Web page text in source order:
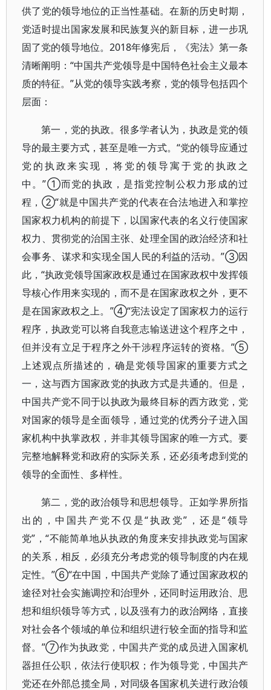
供了党的领导地位的正当性基础。在新的历史时期，
党适时提出国家发展和民族复兴的新目标，进一步巩
固了党的领导地位。2018年修宪后，《宪法》第一条
清晰阐明：“中国共产党领导是中国特色社会主义最本
质的特征。”从党的领导实践考察，党的领导包括四个
层面：
第一，党的执政。很多学者认为，执政是党的领
导的最主要方式，甚至是唯一方式。“党的领导应通过
党的执政来实现，将党的领导寓于党的执政之
中。”①而党的执政，是指党控制公权力形成的过
程，②“就是中国共产党的代表在合法地进入和掌控
国家权力机构的前提下，以国家代表的名义行使国家
权力、贯彻党的治国主张、处理全国的政治经济和社
会事务、谋求和实现全国人民的利益的活动。”③因
此，“执政党领导国家政权是通过在国家政权中发挥领
导核心作用来实现的，而不是在国家政权之外，更不
是在国家政权之上。”④“宪法设定了国家权力的运行
程序，执政党可以将自我意志输送进这个程序之中，
但并没有立足于程序之外干涉程序运转的资格。”⑤
上述观点所描述的，确是党领导国家的重要方式之
一，这与西方国家政党的执政方式是共通的。但是，
中国共产党不同于以执政为最终目标的西方政党，党
对国家的领导是全面领导，通过党的优秀分子进入国
家机构中执掌政权，并非其领导国家的唯一方式。要
完整地解释党和政府的实际关系，还必须考虑到党的
领导的全面性、多样性。
第二，党的政治领导和思想领导。正如学界所指
出的，中国共产党不仅是“执政党”，还是“领导
党”，“不能简单地从执政的角度来安排执政党与国家
的关系，相反，必须充分考虑党的领导制度的内在规
定性。”⑥“在中国，中国共产党除了通过国家政权的
途径对社会实施调控和治理外，还同时运用政治、思
想和组织领导等方式，以及强有力的政治网络，直接
对社会各个领域的单位和组织进行较全面的指导和监
督。”⑦作为执政党，中国共产党的成员进入国家机
器担任公职，依法行使职权；作为领导党，中国共产
党还在外部总揽全局，对同级各国家机关进行政治领